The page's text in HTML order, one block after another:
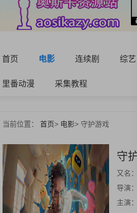
首页 电影 连续剧 综艺
里番动漫 采集教程
当前位置： 首页> 电影> 守护游戏
守
又名：
导演：
主演：